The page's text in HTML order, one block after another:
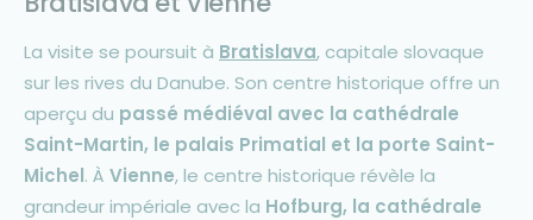
La visite se poursuit à Bratislava, capitale slovaque
sur les rives du Danube. Son centre historique offre un
aperçu du passé médiéval avec la cathédrale
Saint-Martin, le palais Primatial et la porte Saint-
Michel. À Vienne, le centre historique révèle la
grandeur impériale avec la Hofburg, la cathédrale